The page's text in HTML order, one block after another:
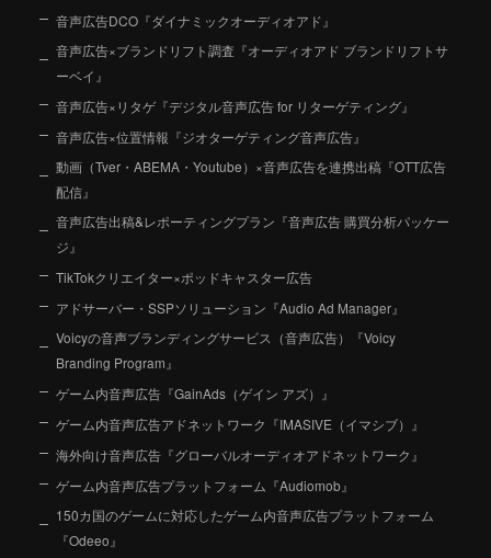
音声広告DCO『ダイナミックオーディオアド』
音声広告×ブランドリフト調査『オーディオアド ブランドリフトサ
ーベイ』
音声広告×リタゲ『デジタル音声広告 for リターゲティング』
音声広告×位置情報『ジオターゲティング音声広告』
動画（Tver・ABEMA・Youtube）×音声広告を連携出稿『OTT広告
配信』
音声広告出稿&レポーティングプラン『音声広告 購買分析パッケー
ジ』
TikTokクリエイター×ポッドキャスター広告
アドサーバー・SSPソリューション『Audio Ad Manager』
Voicyの音声ブランディングサービス（音声広告）『Voicy
Branding Program』
ゲーム内音声広告『GainAds（ゲイン アズ）』
ゲーム内音声広告アドネットワーク『IMASIVE（イマシブ）』
海外向け音声広告『グローバルオーディオアドネットワーク』
ゲーム内音声広告プラットフォーム『Audiomob』
150カ国のゲームに対応したゲーム内音声広告プラットフォーム
『Odeeo』